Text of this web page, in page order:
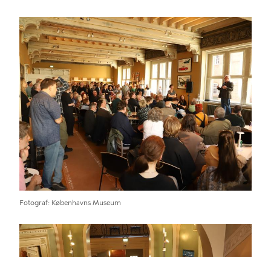
Billede
Fotograf Københavns Museum
Billede